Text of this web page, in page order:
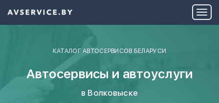
КАТАЛОГ АВТОСЕРВИСОВ БЕЛАРУСИ
Автосервисы и автоуслуги
в Волковыске